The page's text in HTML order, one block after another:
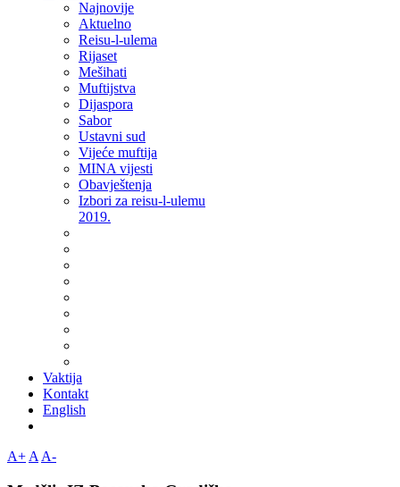
Najnovije
Aktuelno
Reisu-l-ulema
Rijaset
Mešihati
Muftijstva
Dijaspora
Sabor
Ustavni sud
Vijeće muftija
MINA vijesti
Obavještenja
Izbori za reisu-l-ulemu
2019.
Vaktija
Kontakt
English
A+ A A-